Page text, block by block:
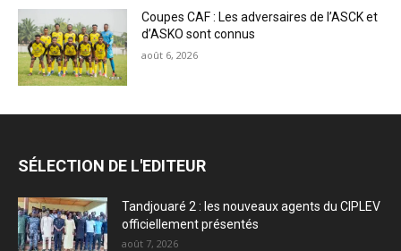
Coupes CAF : Les adversaires de l’ASCK et
d’ASKO sont connus
août 6, 2026
SÉLECTION DE L'EDITEUR
Tandjouaré 2 : les nouveaux agents du CIPLEV
officiellement présentés
août 7, 2026